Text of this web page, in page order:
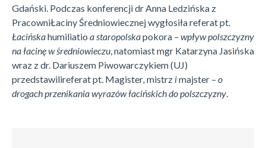
Gdański. Podczas konferencji dr Anna Ledzińska z
PracowniŁaciny Średniowiecznej wygłosiła referat pt.
Łacińskahumiliatio a staropolskapokora – wpływ polszczyzny
na łacinę w średniowieczu , natomiast mgr Katarzyna Jasińska
wraz z dr. Dariuszem Piwowarczykiem (UJ)
przedstawilireferat pt. Magister mistrz imajster – o
drogach przenikania wyrazów łacińskich do polszczyzny